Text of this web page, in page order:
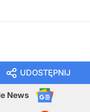
UDOSTĘPNIJ
News